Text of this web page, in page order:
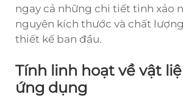
ngay cả những chi tiết tinh xảo
nguyên kích thước và chất
thiết kế ban đầu.
Tính linh hoạt về vật
ứng dụng